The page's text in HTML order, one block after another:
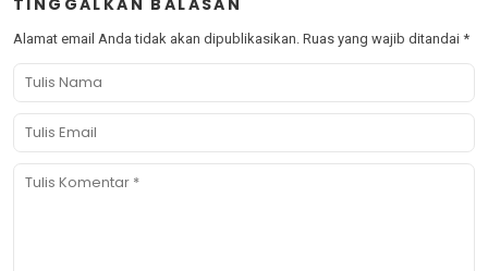
TINGGALKAN BALASAN
Alamat email Anda tidak akan dipublikasikan. Ruas yang wajib ditandai *